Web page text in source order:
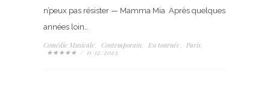
n’peux pas résister — Mamma Mia Après quelques
années loin…
Comédie Musicale, Contemporain, En tournée, Paris,
★★★★★ / 11/12/2023